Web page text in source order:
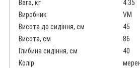
Вага, кг
4.35
Виробник
VM
Висота до сидіння, см
45
Висота, см
86
Глибина сидіння, см
40
Колір